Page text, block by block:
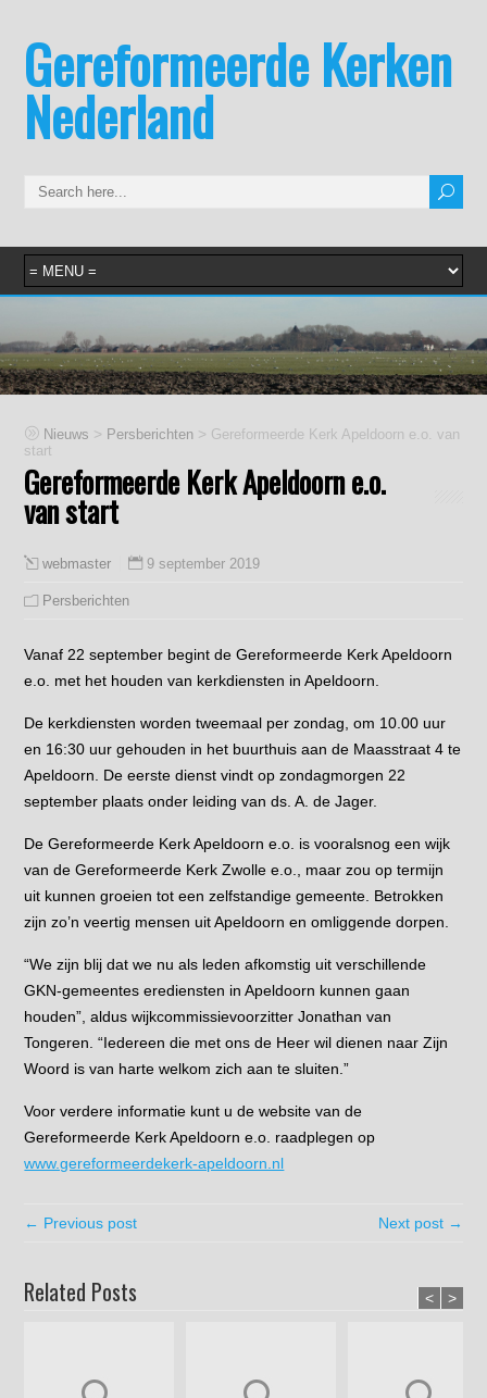
Gereformeerde Kerken
Nederland
Nieuws > Persberichten > Gereformeerde Kerk Apeldoorn e.o. van
start
Gereformeerde Kerk Apeldoorn e.o.
van start
webmaster 9 september 2019
Persberichten
Vanaf 22 september begint de Gereformeerde Kerk Apeldoorn
e.o. met het houden van kerkdiensten in Apeldoorn.
De kerkdiensten worden tweemaal per zondag, om 10.00 uur
en 16:30 uur gehouden in het buurthuis aan de Maasstraat 4 te
Apeldoorn. De eerste dienst vindt op zondagmorgen 22
september plaats onder leiding van ds. A. de Jager.
De Gereformeerde Kerk Apeldoorn e.o. is vooralsnog een wijk
van de Gereformeerde Kerk Zwolle e.o., maar zou op termijn
uit kunnen groeien tot een zelfstandige gemeente. Betrokken
zijn zo’n veertig mensen uit Apeldoorn en omliggende dorpen.
“We zijn blij dat we nu als leden afkomstig uit verschillende
GKN-gemeentes erediensten in Apeldoorn kunnen gaan
houden”, aldus wijkcommissievoorzitter Jonathan van
Tongeren. “Iedereen die met ons de Heer wil dienen naar Zijn
Woord is van harte welkom zich aan te sluiten.”
Voor verdere informatie kunt u de website van de
Gereformeerde Kerk Apeldoorn e.o. raadplegen op
www.gereformeerdekerk-apeldoorn.nl
← Previous post Next post →
Related Posts < >